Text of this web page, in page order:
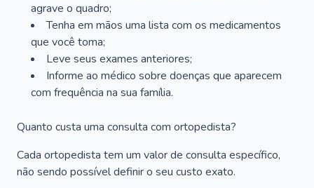
agrave o quadro;
Tenha em mãos uma lista com os medicamentos
que você toma;
Leve seus exames anteriores;
Informe ao médico sobre doenças que aparecem
com frequência na sua família.
Quanto custa uma consulta com ortopedista?
Cada ortopedista tem um valor de consulta específico,
não sendo possível definir o seu custo exato.